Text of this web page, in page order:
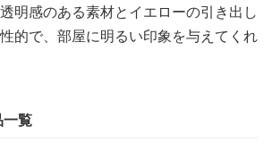
明感のある素材とイエローの引き出し
的で、部屋に明るい印象を与えてくれ
覧